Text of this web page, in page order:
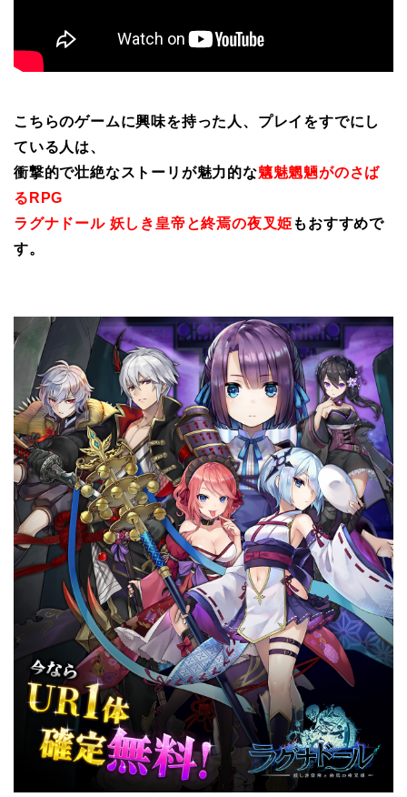
こちらのゲームに興味を持った人、プレイをすでにし
ている人は、
衝撃的で壮絶なストーリが魅力的な魑魅魍魎がのさば
るRPG
ラグナドール 妖しき皇帝と終焉の夜叉姫 もおすすめで
す。